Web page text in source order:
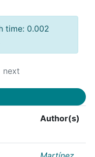
time: 0.002
next
Author(s)